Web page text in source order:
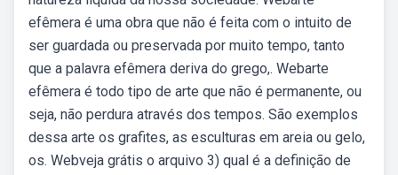
efêmera é uma obra que não é feita com o intuito de
ser guardada ou preservada por muito tempo, tanto
que a palavra efêmera deriva do grego,. Webarte
efêmera é todo tipo de arte que não é permanente, ou
seja, não perdura através dos tempos. São exemplos
dessa arte os grafites, as esculturas em areia ou gelo,
os. Webveja grátis o arquivo 3) qual é a definição de